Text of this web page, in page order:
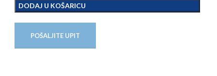
DODAJ U KOŠARICU
POŠALJITE UPIT